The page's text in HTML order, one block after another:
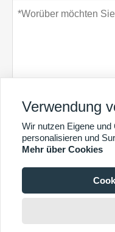
einreichen
MEHR
Copyright By © Guangzhou
Verwendung
Wir nutzen Eigene
personalisieren und
Mehr über Cookies